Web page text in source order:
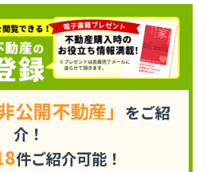
非公開不動産」 をご紹
介！
件ご紹介可能！